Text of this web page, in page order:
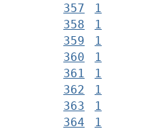
357
1
358
1
359
1
360
1
361
1
362
1
363
1
364
1